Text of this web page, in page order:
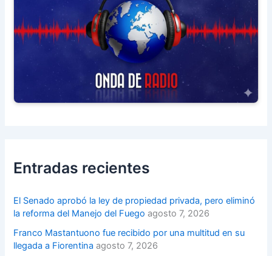
Entradas recientes
El Senado aprobó la ley de propiedad privada, pero eliminó
la reforma del Manejo del Fuego agosto 7, 2026
Franco Mastantuono fue recibido por una multitud en su
llegada a Fiorentina agosto 7, 2026